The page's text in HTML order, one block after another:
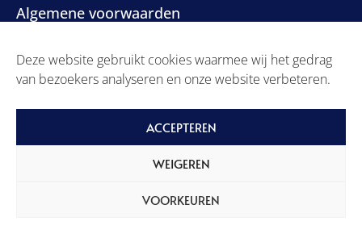
Deze website gebruikt cookies waarmee wij het gedrag
van bezoekers analyseren en onze website verbeteren.
ACCEPTEREN
WEIGEREN
VOORKEUREN
Algemene voorwaarden
Built with ginger flair by